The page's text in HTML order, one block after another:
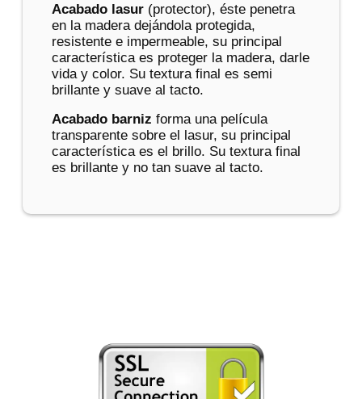
Acabado lasur(protector), éste penetra
en la madera dejándola protegida,
resistente e impermeable, su principal
característica es proteger la madera, darle
vida y color. Su textura final es semi
brillante y suave al tacto.
Acabado barniz forma una película
transparente sobre el lasur, su principal
característica es el brillo. Su textura final
es brillante y no tan suave al tacto.